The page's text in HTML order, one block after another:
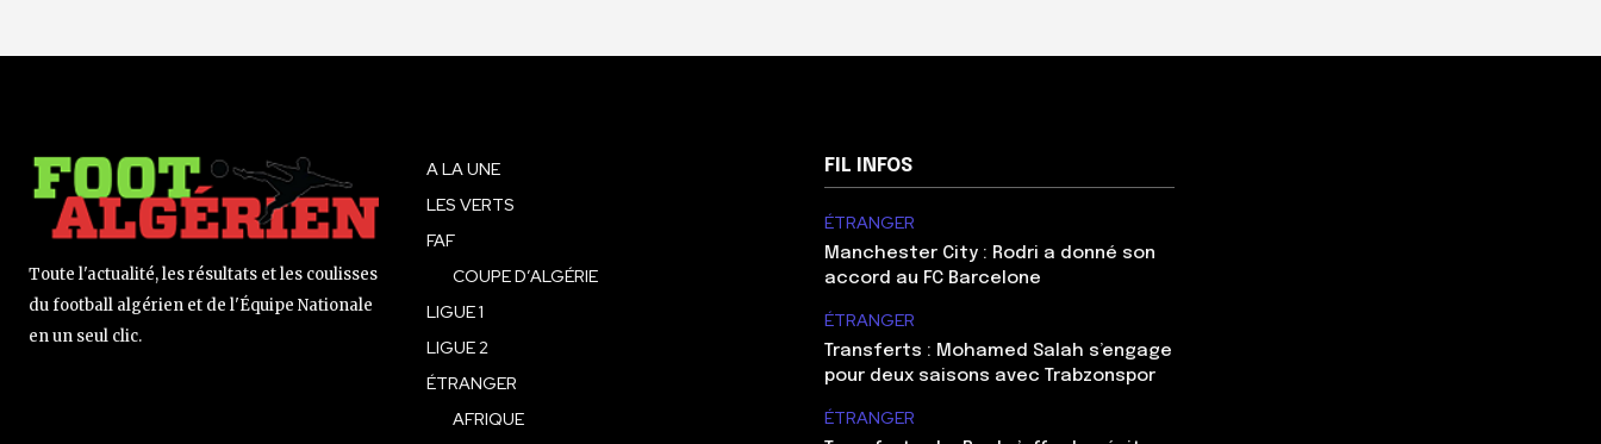
Toute l'actualité, les résultats et les coulisses
du football algérien et de l'Équipe Nationale
en un seul clic.
A LA UNE
LES VERTS
FAF
COUPE D’ALGÉRIE
LIGUE 1
LIGUE 2
ÉTRANGER
AFRIQUE
FIL INFOS
ÉTRANGER
Manchester City : Rodri a donné son
accord au FC Barcelone
ÉTRANGER
Transferts : Mohamed Salah s’engage
pour deux saisons avec Trabzonspor
ÉTRANGER